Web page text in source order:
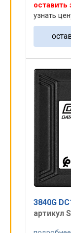
оставить
узнать
3840G
артикул